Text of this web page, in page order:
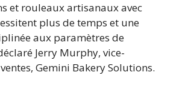
et rouleaux artisanaux avec
plus de temps et une
aux paramètres de
Jerry Murphy, vice-
Gemini Bakery Solutions.